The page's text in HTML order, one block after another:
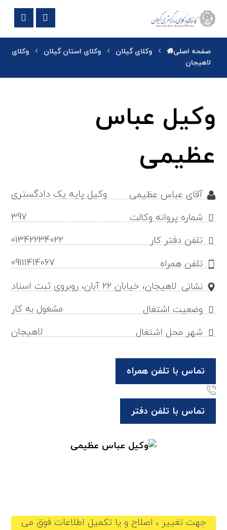
صفحه اصلی وکلای گیلان وکلای استان گیلان
وکلای
لاهیجان
وکیل عباس
عظیمی
آقای عباس عظیمی
وکیل پایه یک دادگستری
شماره پروانه وکالت
397
تلفن دفتر کار
01342234022
تلفن همراه
09111414067
نشانی لاهیجان، خیابان ۲۲ آبان، روبروی ثبت اسناد
وضعیت اشتغال
مشغول به کار
شهر محل اشتغال
لاهیجان
تماس با تلفن همراه
تماس با تلفن دفتر
جهت تغییر ، اصلاح و یا تکمیل اطلاعات فوق می